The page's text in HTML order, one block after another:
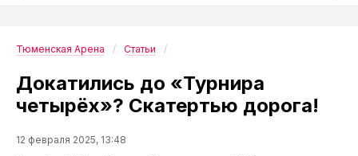
Тюменская Арена Статьи
Докатились до «Турнира
четырёх»? Скатертью дорога!
12 февраля 2025, 13:48